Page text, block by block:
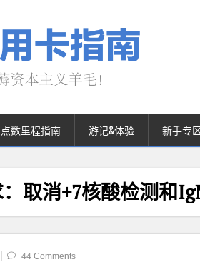
点数里程指南 游记&体验 新手专
取消+7核酸检测和
44 Comments